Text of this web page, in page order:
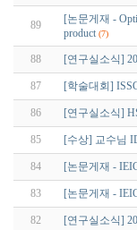
89
[논문게재 -
product (7)
88 [연구실소식]
87 [학술대회]
86 [연구실소식]
85 [수상] 교수님
84 [논문게재 -
83 [논문게재 -
82 [연구실소식]